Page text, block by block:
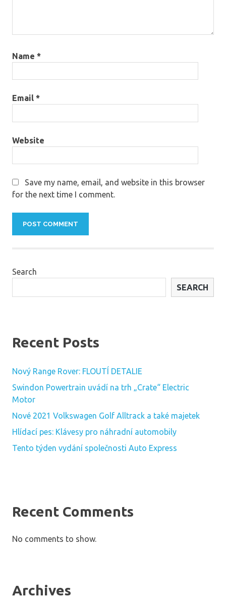
Name *
Email *
Website
Save my name, email, and website in this browser
for the next time I comment.
Search
SEARCH
Recent Posts
Nový Range Rover: FLOUTÍ DETALIE
Swindon Powertrain uvádí na trh „Crate“ Electric
Motor
Nové 2021 Volkswagen Golf Alltrack a také majetek
Hlídací pes: Klávesy pro náhradní automobily
Tento týden vydání společnosti Auto Express
Recent Comments
No comments to show.
Archives